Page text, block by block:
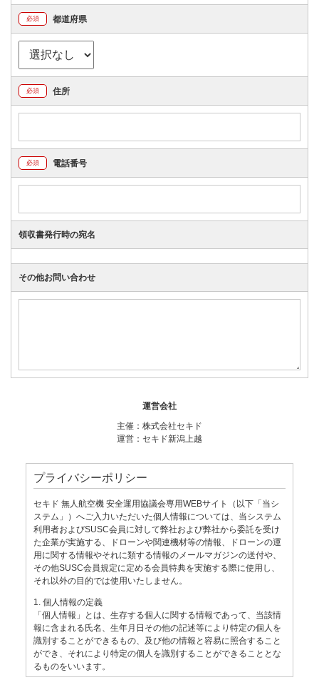
必須 都道府県
必須 住所
必須 電話番号
領収書発行時の宛名
その他お問い合わせ
運営会社
主催：株式会社セキド
運営：セキド新潟上越
プライバシーポリシー
セキド 無人航空機 安全運用協議会専用WEBサイト（以下「当シ
ステム」）へご入力いただいた個人情報については、当システム
利用者およびSUSC会員に対して弊社および弊社から委託を受け
た企業が実施する、ドローンや関連機材等の情報、ドローンの運
用に関する情報やそれに類する情報のメールマガジンの送付や、
その他SUSC会員規定に定める会員特典を実施する際に使用し、
それ以外の目的では使用いたしません。
1. 個人情報の定義
「個人情報」とは、生存する個人に関する情報であって、当該情
報に含まれる氏名、生年月日その他の記述等により特定の個人を
識別することができるもの、及び他の情報と容易に照合すること
ができ、それにより特定の個人を識別することができることとな
るものをいいます。